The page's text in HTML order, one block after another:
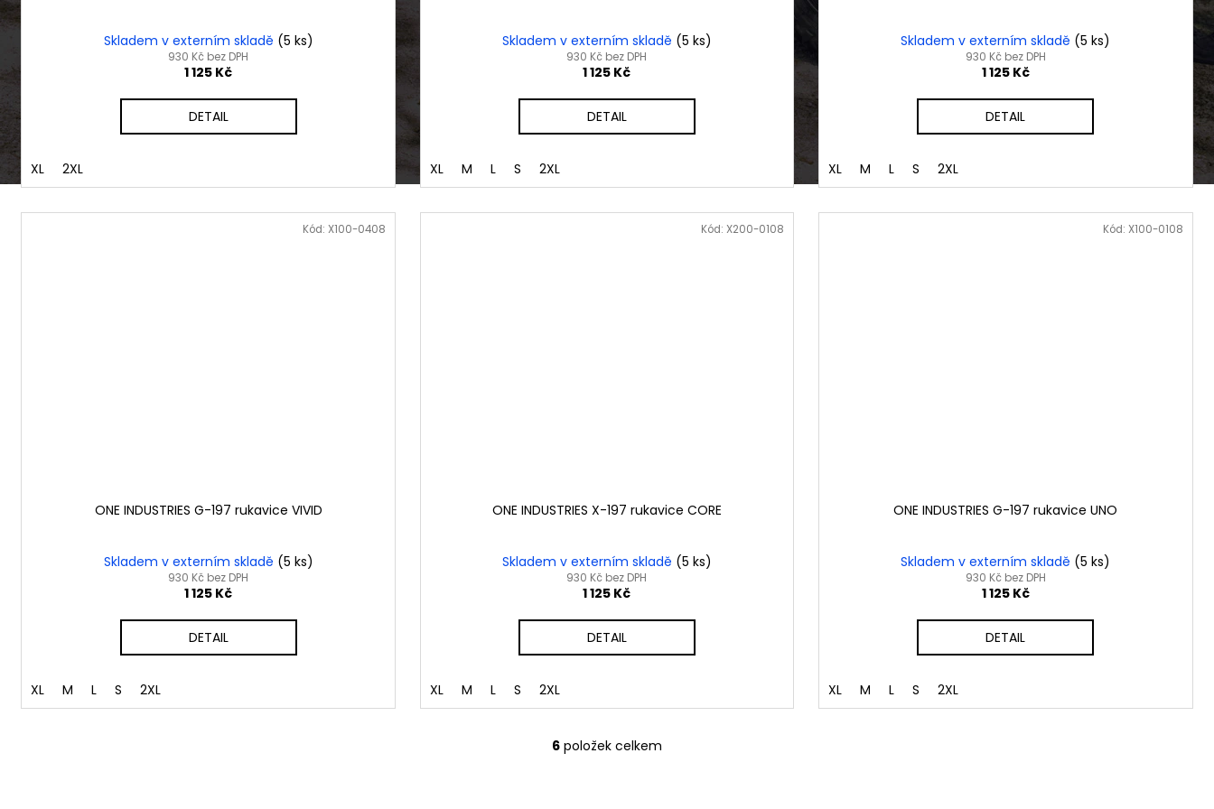
Skladem v externím skladě (5 ks)
930 Kč bez DPH
1 125 Kč
DETAIL
XL 2XL
Skladem v externím skladě (5 ks)
930 Kč bez DPH
1 125 Kč
DETAIL
XL M L S 2XL
Skladem v externím skladě (5 ks)
930 Kč bez DPH
1 125 Kč
DETAIL
XL M L S 2XL
ONE INDUSTRIES G-197 rukavice VIVID
Skladem v externím skladě (5 ks)
930 Kč bez DPH
1 125 Kč
DETAIL
XL M L S 2XL
Kód: X100-0408
ONE INDUSTRIES X-197 rukavice CORE
Skladem v externím skladě (5 ks)
930 Kč bez DPH
1 125 Kč
DETAIL
XL M L S 2XL
Kód:X200-0108
ONE INDUSTRIES G-197 rukavice UNO
Skladem v externím skladě (5 ks)
930 Kč bez DPH
1 125 Kč
DETAIL
XL M L S 2XL
Kód: X100-0108
O
6 položek celkem